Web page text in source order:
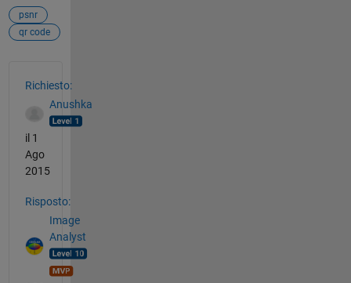
psnr
qr code
Richiesto:
Anushka
il 1
Ago
2015
Risposto:
Image
Analyst